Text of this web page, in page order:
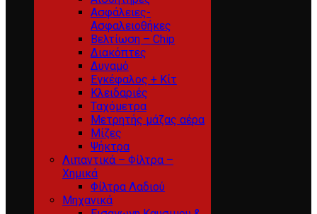
Ασφάλειες-
Ασφαλειοθήκες
Βελτίωση – Chip
Διακόπτες
Δυναμό
Εγκέφαλος + Κίτ
Κλειδαριές
Ταχόμετρα
Μετρητής μάζας αέρα
Μίζες
Ψήκτρα
Λιπαντικά – Φίλτρα –
Χημικά
Φίλτρα Λαδιού
Μηχανικά